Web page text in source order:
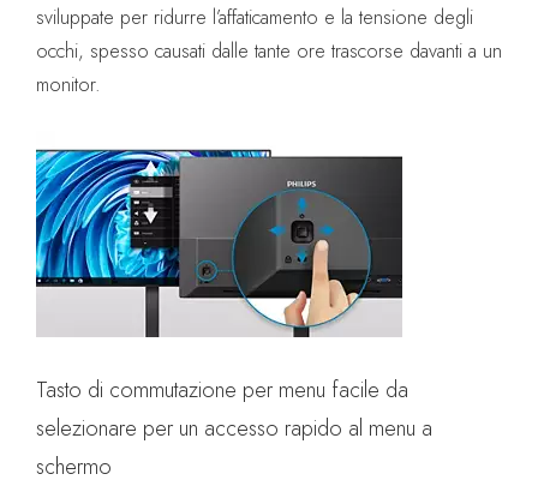
sviluppate per ridurre l’affaticamento e la tensione degli
occhi, spesso causati dalle tante ore trascorse davanti a un
monitor.
Tasto di commutazione per menu facile da
selezionare per un accesso rapido al menu a
schermo